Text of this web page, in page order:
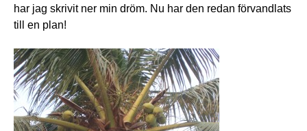
har jag skrivit ner min dröm. Nu har den redan förvandlats
till en plan!